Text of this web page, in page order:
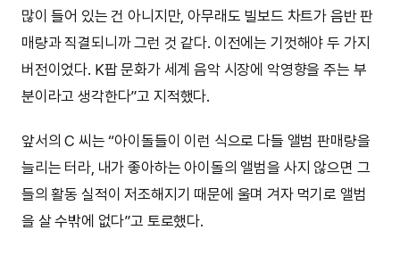
많이 들어 있는 건 아니지만, 아무래도 빌보드 차트가 음반 판
매량과 직결되니까 그런 것 같다. 이전에는 기껏해야 두 가지
버전이었다. K팝 문화가 세계 음악 시장에 악영향을 주는 부
분이라고 생각한다”고 지적했다.
앞서의 C 씨는 “아이돌들이 이런 식으로 다들 앨범 판매량을
늘리는 터라, 내가 좋아하는 아이돌의 앨범을 사지 않으면 그
들의 활동 실적이 저조해지기 때문에 울며 겨자 먹기로 앨범
을 살 수밖에 없다”고 토로했다.